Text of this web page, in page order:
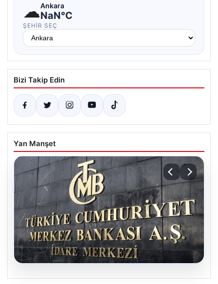
☁Ankara
NaN°C
ŞEHIR SEÇ
Bizi Takip Edin
Yan Manşet